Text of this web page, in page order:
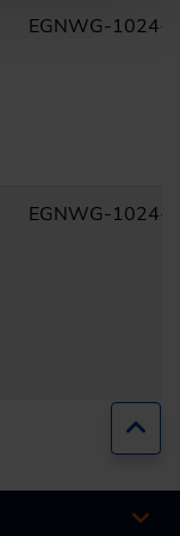
EGNWG-1024-
EGNWG-1024-